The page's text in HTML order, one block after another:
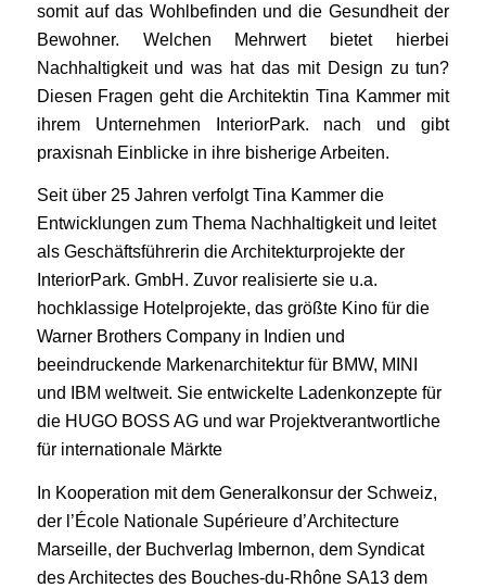
somit auf das Wohlbefinden und die Gesundheit der
Bewohner. Welchen Mehrwert bietet hierbei
Nachhaltigkeit und was hat das mit Design zu tun?
Diesen Fragen geht die Architektin Tina Kammer mit
ihrem Unternehmen InteriorPark. nach und gibt
praxisnah Einblicke in ihre bisherige Arbeiten.
Seit über 25 Jahren verfolgt Tina Kammer die
Entwicklungen zum Thema Nachhaltigkeit und leitet
als Geschäftsführerin die Architekturprojekte der
InteriorPark. GmbH. Zuvor realisierte sie u.a.
hochklassige Hotelprojekte, das größte Kino für die
Warner Brothers Company in Indien und
beeindruckende Markenarchitektur für BMW, MINI
und IBM weltweit. Sie entwickelte Ladenkonzepte für
die HUGO BOSS AG und war Projektverantwortliche
für internationale Märkte
In Kooperation mit dem Generalkonsur der Schweiz,
der l’École Nationale Supérieure d’Architecture
Marseille, der Buchverlag Imbernon, dem Syndicat
des Architectes des Bouches-du-Rhône SA13 dem